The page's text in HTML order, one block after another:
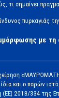
τι σημαίνει
πυρκαγιάς
με τη
και ο παρών
(ΕΕ) 2018/334 της